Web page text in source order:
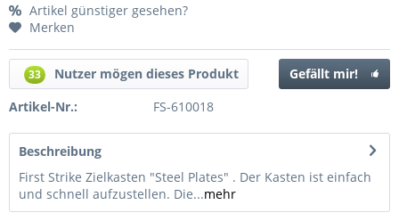
Artikel günstiger gesehen?
Merken
33 Nutzer mögen dieses Produkt
Gefällt mir!
Artikel-Nr.:
FS-610018
Beschreibung
First Strike Zielkasten "Steel Plates" . Der Kasten ist einfach
und schnell aufzustellen. Die...mehr